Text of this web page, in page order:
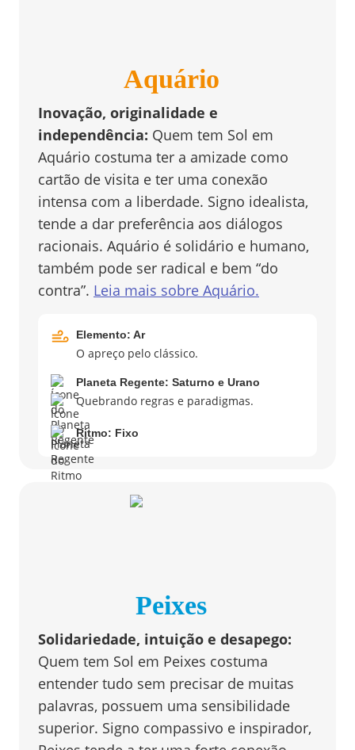
Aquário
Inovação, originalidade e
independência: Quem tem Sol em
Aquário costuma ter a amizade como
cartão de visita e ter uma conexão
intensa com a liberdade. Signo idealista,
tende a dar preferência aos diálogos
racionais. Aquário é solidário e humano,
também pode ser radical e bem “do
contra”. Leia mais sobre Aquário.
Elemento: Ar
O apreço pelo clássico.
Planeta Regente: Saturno e Urano
Quebrando regras e paradigmas.
Ritmo: Fixo
Peixes
Solidariedade, intuição e desapego:
Quem tem Sol em Peixes costuma
entender tudo sem precisar de muitas
palavras, possuem uma sensibilidade
superior. Signo compassivo e inspirador,